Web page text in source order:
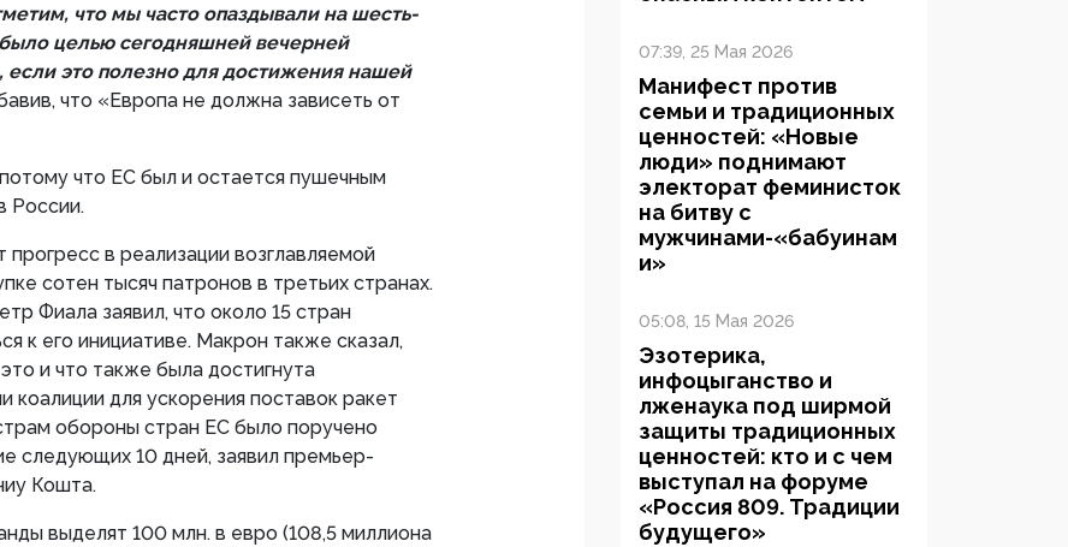
что мы часто опаздывали на шесть-
целью сегодняшней вечерней
если это полезно для достижения нашей
что «Европа не должна зависеть от
что ЕС был и остается пушечным
России.
в реализации возглавляемой
сотен тысяч патронов в третьих странах.
Фиала заявил, что около 15 стран
к его инициативе. Макрон также сказал,
и что также была достигнута
коалиции для ускорения поставок ракет
обороны стран ЕС было поручено
следующих 10 дней, заявил премьер-
Кошта.
выделят 100 млн. в евро (108,5 миллиона
07:39, 25 Мая 2026
Манифест против
семьи и традиционных
ценностей: «Новые
люди» поднимают
электорат феминисток
на битву с
мужчинами-«бабуинам
и»
05:08, 15 Мая 2026
Эзотерика,
инфоцыганство и
лженаука под ширмой
защиты традиционных
ценностей: кто и с чем
выступал на форуме
«Россия 809. Традиции
будущего»